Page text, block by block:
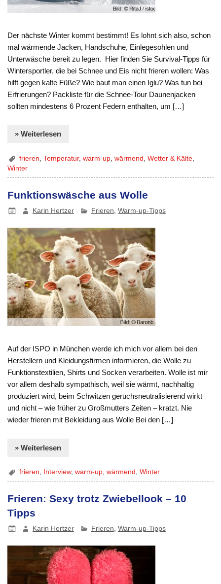
Der nächste Winter kommt bestimmt! Es lohnt sich also, schon
mal wärmende Jacken, Handschuhe, Einlegesohlen und
Unterwäsche bereit zu legen. Hier finden Sie Survival-Tipps für
Wintersportler, die bei Schnee und Eis nicht frieren wollen: Was
hilft gegen kalte Füße? Wie baut man einen Iglu? Was tun bei
Erfrierungen? Packliste für die Schnee-Tour Daunenjacken
sollten mindestens 6 Prozent Federn enthalten, um […]
» Weiterlesen
frieren ,Temperatur,warm-up ,wärmend ,Wetter & Kälte
Winter
Funktionswäsche aus Wolle
Karin Hertzer Frieren Warm-up-Tipps
Auf der ISPO in München werde ich mich vor allem bei den
Herstellern und Kleidungsfirmen informieren, die Wolle zu
Funktionstextilien, Shirts und Socken verarbeiten. Wolle ist mir
vor allem deshalb sympathisch, weil sie wärmt, nachhaltig
produziert wird, beim Schwitzen geruchsneutralisierend wirkt
und nicht – wie früher zu Großmutters Zeiten – kratzt. Nie
wieder frieren mit Bekleidung aus Wolle Bei den […]
» Weiterlesen
frieren Interview,warm-up ,wärmend ,Winter
Frieren: Sexy trotz Zwiebellook – 10
Tipps
Karin Hertzer Frieren Warm-up-Tipps